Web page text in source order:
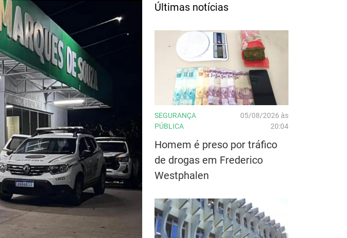
Últimas notícias
SEGURANÇA
PÚBLICA
05/08/2026 às
20:04
Homem é preso por tráfico
de drogas em Frederico
Westphalen